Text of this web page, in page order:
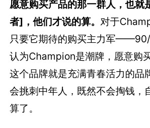
愿意购买产品的那一群人，也就
者]，他们才说的算。 对于
只要它期待的购买主力军
认为Champion是潮牌，愿意购
这个品牌就是充满青春活力的品
会挑刺中年人，既然不会掏钱，
算了。